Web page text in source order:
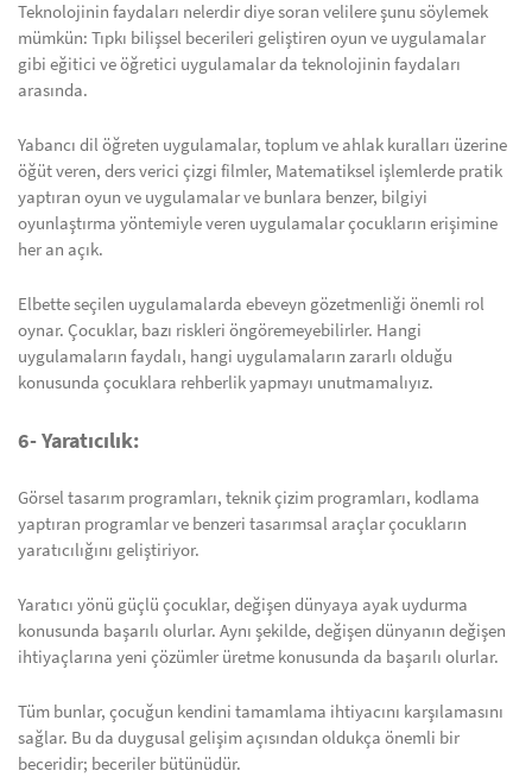
Teknolojinin faydaları nelerdir diye soran velilere şunu söylemek
mümkün: Tıpkı bilişsel becerileri geliştiren oyun ve uygulamalar
gibi eğitici ve öğretici uygulamalar da teknolojinin faydaları
arasında.
Yabancı dil öğreten uygulamalar, toplum ve ahlak kuralları üzerine
öğüt veren, ders verici çizgi filmler, Matematiksel işlemlerde pratik
yaptıran oyun ve uygulamalar ve bunlara benzer, bilgiyi
oyunlaştırma yöntemiyle veren uygulamalar çocukların erişimine
her an açık.
Elbette seçilen uygulamalarda ebeveyn gözetmenliği önemli rol
oynar. Çocuklar, bazı riskleri öngöremeyebilirler. Hangi
uygulamaların faydalı, hangi uygulamaların zararlı olduğu
konusunda çocuklara rehberlik yapmayı unutmamalıyız.
6- Yaratıcılık:
Görsel tasarım programları, teknik çizim programları, kodlama
yaptıran programlar ve benzeri tasarımsal araçlar çocukların
yaratıcılığını geliştiriyor.
Yaratıcı yönü güçlü çocuklar, değişen dünyaya ayak uydurma
konusunda başarılı olurlar. Aynı şekilde, değişen dünyanın değişen
ihtiyaçlarına yeni çözümler üretme konusunda da başarılı olurlar.
Tüm bunlar, çocuğun kendini tamamlama ihtiyacını karşılamasını
sağlar. Bu da duygusal gelişim açısından oldukça önemli bir
beceridir; beceriler bütünüdür.